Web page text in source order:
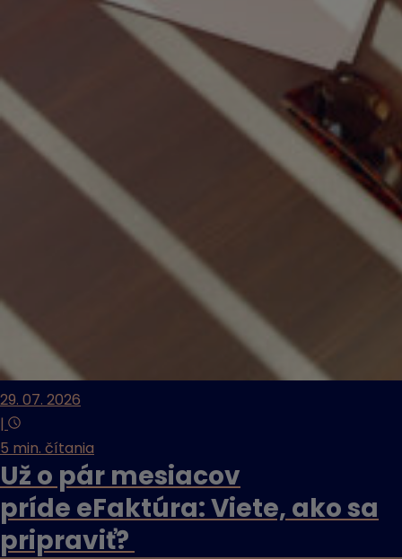
29. 07. 2026
|
5 min. čítania
Už o pár mesiacov
príde eFaktúra: Viete, ako sa
pripraviť?